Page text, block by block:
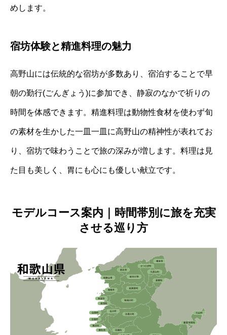
めします。
宿坊体験と精進料理の魅力
高野山には伝統的な宿坊が多数あり、宿泊することで早
朝の勤行(ごんぎょう)に参加でき、静寂のなかで祈りの
時間を体感できます。精進料理は動物性食材を使わず旬
の素材を生かした一皿一皿に高野山の精神性が表れてお
り、宿坊で味わうことで旅の深みが増します。料理は見
た目も美しく、胃にも心にも優しい献立です。
モデルコース案内｜時間帯別に旅を充実
させる巡り方